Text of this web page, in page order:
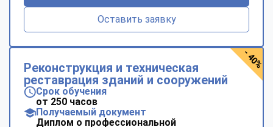
Оставить заявку
Реконструкция и техническая
реставрация зданий и сооружений
Срок обучения
от 250 часов
Получаемый документ
Диплом о профессиональной
- 40%